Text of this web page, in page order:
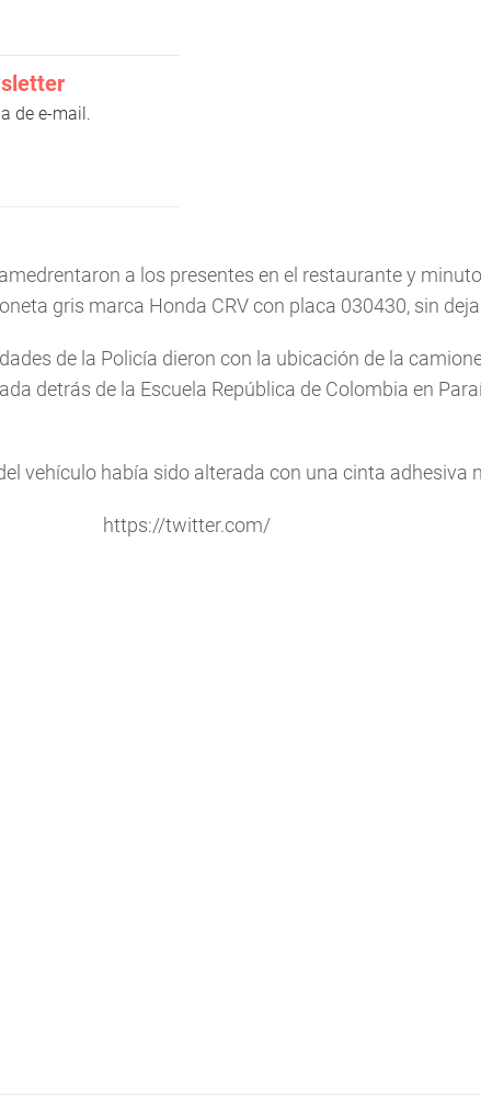
de e-mail.
a los presentes en el restaurante y
gris marca Honda CRV con placa 030430, sin
de la Policía dieron con la ubicación de la
detrás de la Escuela República de Colombia en
vehículo había sido alterada con una cinta adhesiva
https://twitter.com/